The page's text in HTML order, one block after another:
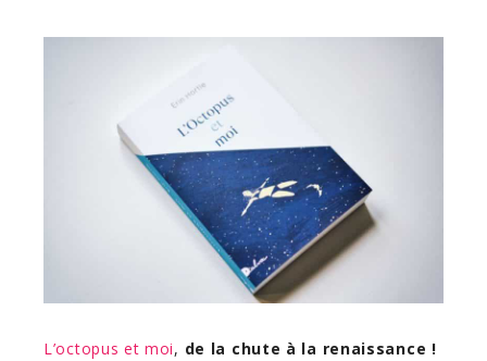
L’octopus et moi, de la chute à la renaissance !